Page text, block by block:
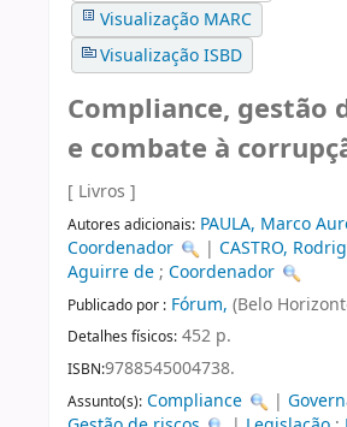
Visualização MARC
Visualização ISBD
Compliance, gestão
e combate à
[ Livros ]
Autores adicionais: PAULA, Marco
Coordenador
|CASTRO,
Aguirre de; Coordenador
Publicado por : Fórum, (Belo
Detalhes físicos: 452 p.
ISBN:9788545004738.
Assunto(s): Compliance |